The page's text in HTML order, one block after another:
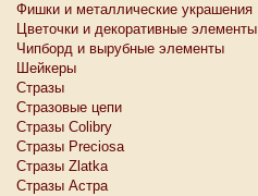
Фишки и металлические украшения
Цветочки и декоративные элементы
Чипборд и вырубные элементы
Шейкеры
Стразы
Стразовые цепи
Стразы Colibry
Стразы Preciosa
Стразы Zlatka
Стразы Астра